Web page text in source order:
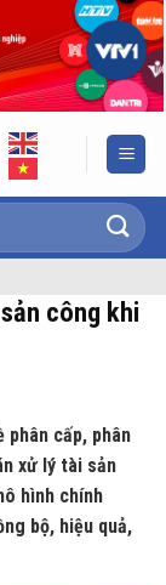
công khi
cấp, phân
xử lý tài sản
hình chính
bộ, hiệu quả,